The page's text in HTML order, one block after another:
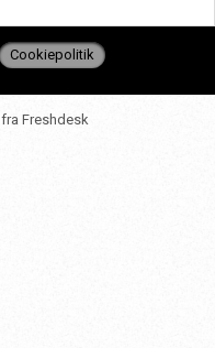
Cookiepolitik
fra Freshdesk